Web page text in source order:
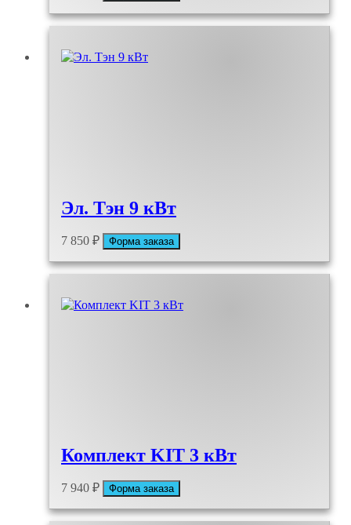
Эл. Тэн 9 кВт
7 850 ₽ Форма заказа
Комплект KIT 3 кВт
7 940 ₽ Форма заказа